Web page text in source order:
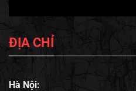
ĐỊA CHỈ
Hà Nội: